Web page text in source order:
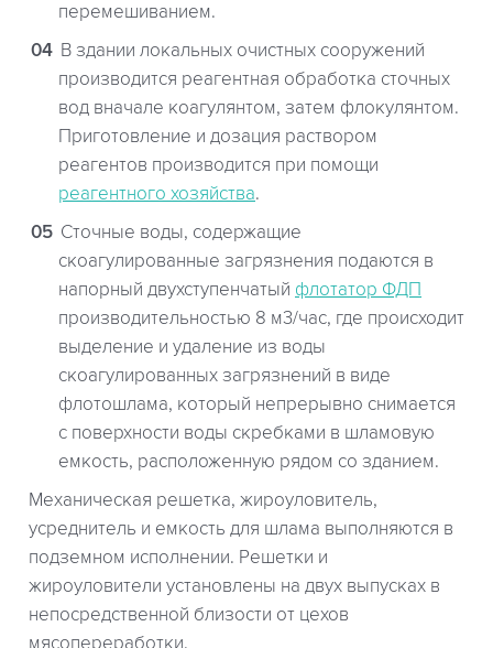
перемешиванием.
В здании локальных очистных сооружений
производится реагентная обработка сточных
вод вначале коагулянтом, затем флокулянтом.
Приготовление и дозация раствором
реагентов производится при помощи
реагентного хозяйства.
Сточные воды, содержащие
скоагулированные загрязнения подаются в
напорный двухступенчатый флотатор ФДП
производительностью 8 м3/час, где происходит
выделение и удаление из воды
скоагулированных загрязнений в виде
флотошлама, который непрерывно снимается
с поверхности воды скребками в шламовую
емкость, расположенную рядом со зданием.
Механическая решетка, жироуловитель,
усреднитель и емкость для шлама выполняются в
подземном исполнении. Решетки и
жироуловители установлены на двух выпусках в
непосредственной близости от цехов
мясопереработки.